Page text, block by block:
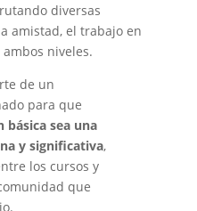
diversas
amistad, el trabajo en
niveles.
de un
para que
básica sea una
y significativa,
los cursos y
que